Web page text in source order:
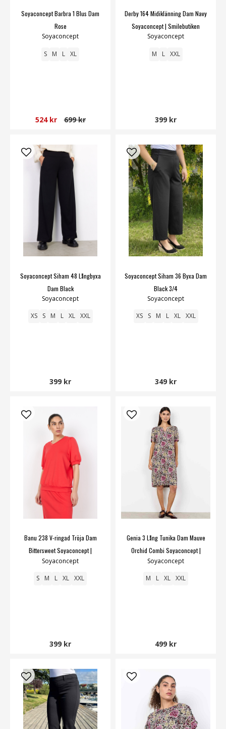
Soyaconcept Barbra 1 Blus Dam
Rose
Soyaconcept
S M L XL
524 kr 699 kr
Derby 164 Midiklänning Dam Navy
Soyaconcept | Smilebutiken
Soyaconcept
M L XXL
399 kr
Soyaconcept Siham 48 Långbyxa
Dam Black
Soyaconcept
XS S M L XL XXL
399 kr
Soyaconcept Siham 36 Byxa Dam
Black 3/4
Soyaconcept
XS S M L XL XXL
349 kr
Banu 238 V-ringad Tröja Dam
Bittersweet Soyaconcept |
Smilebutiken
Soyaconcept
S M L XL XXL
399 kr
Genia 3 Lång Tunika Dam Mauve
Orchid Combi Soyaconcept |
Smilebutiken
Soyaconcept
M L XL XXL
499 kr